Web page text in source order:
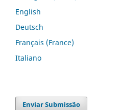
English
Deutsch
Français (France)
Italiano
Enviar Submissão